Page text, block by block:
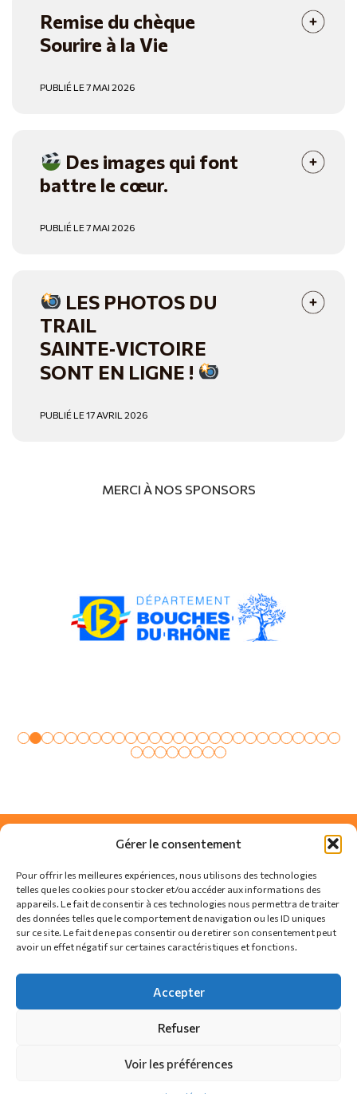
Gérer le consentement
Pour offrir les meilleures expériences, nous utilisons des technologies
telles que les cookies pour stocker et/ou accéder aux informations des
appareils. Le fait de consentir à ces technologies nous permettra de traiter
des données telles que le comportement de navigation ou les ID uniques
sur ce site. Le fait de ne pas consentir ou de retirer son consentement peut
avoir un effet négatif sur certaines caractéristiques et fonctions.
Accepter
Refuser
Voir les préférences
Remise du chèque
Sourire à la Vie
PUBLIÉ LE 7 MAI 2026
Des images qui font
battre le cœur.
PUBLIÉ LE 7 MAI 2026
LES PHOTOS DU
TRAIL
SAINTE‑VICTOIRE
SONT EN LIGNE !
PUBLIÉ LE 17 AVRIL 2026
MERCI À NOS SPONSORS
Règlement
Politique de confidentialité
SUIVEZ-NOUS SUR